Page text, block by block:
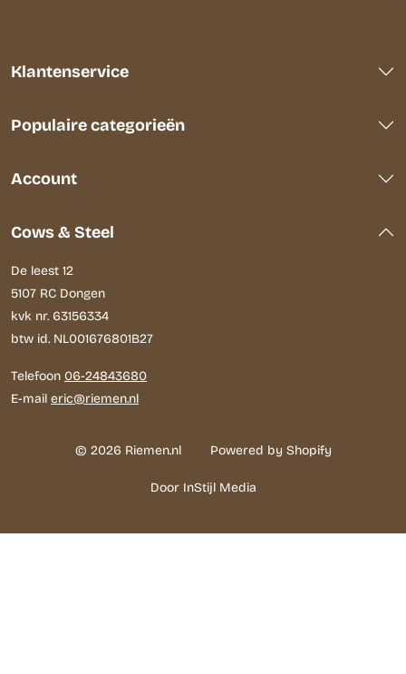
Klantenservice
Populaire categorieën
Account
Cows & Steel
De leest 12
5107 RC Dongen
kvk nr. 63156334
btw id. NL001676801B27
Telefoon 06-24843680
E-mail eric@riemen.nl
© 2026 Riemen.nl Powered by Shopify
Door InStijl Media